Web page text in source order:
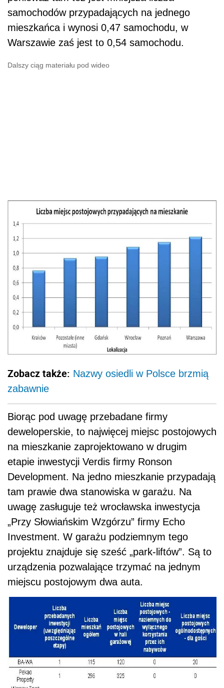
samochodów przypadających na jednego
mieszkańca i wynosi 0,47 samochodu, w
Warszawie zaś jest to 0,54 samochodu.
Dalszy ciąg materiału pod wideo
Zobacz także: Nazwy osiedli w Polsce brzmią
zabawnie
Biorąc pod uwagę przebadane firmy
deweloperskie, to najwięcej miejsc postojowych
na mieszkanie zaprojektowano w drugim
etapie inwestycji Verdis firmy Ronson
Development. Na jedno mieszkanie przypadają
tam prawie dwa stanowiska w garażu. Na
uwagę zasługuje też wrocławska inwestycja
„Przy Słowiańskim Wzgórzu” firmy Echo
Investment. W garażu podziemnym tego
projektu znajduje się sześć „park-liftów”. Są to
urządzenia pozwalające trzymać na jednym
miejscu postojowym dwa auta.